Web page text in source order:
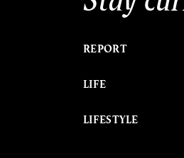
REPORT
LIFE
LIFESTYLE